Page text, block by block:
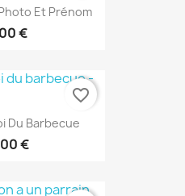
Et Prénom
€
Du Barbecue
€
favorite_border